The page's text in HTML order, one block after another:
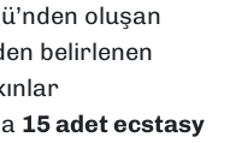
oluşan
belirlenen
15 adet ecstasy